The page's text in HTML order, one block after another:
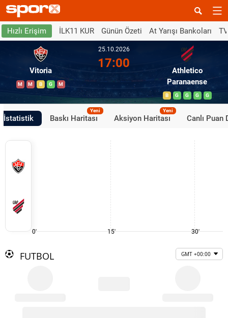
Hızlı Erişim İLK11 KUR Günün Özeti At Yarışı Bankoları
Vitoria
M M B G M
25.10.2026
17:00
Athletico
Paranaense
B G G G G
İstatistik Baskı Haritası
Yeni
Aksiyon Haritası
Yeni
Canlı Puan
0' 15' 30'
FUTBOL GMT +00:00